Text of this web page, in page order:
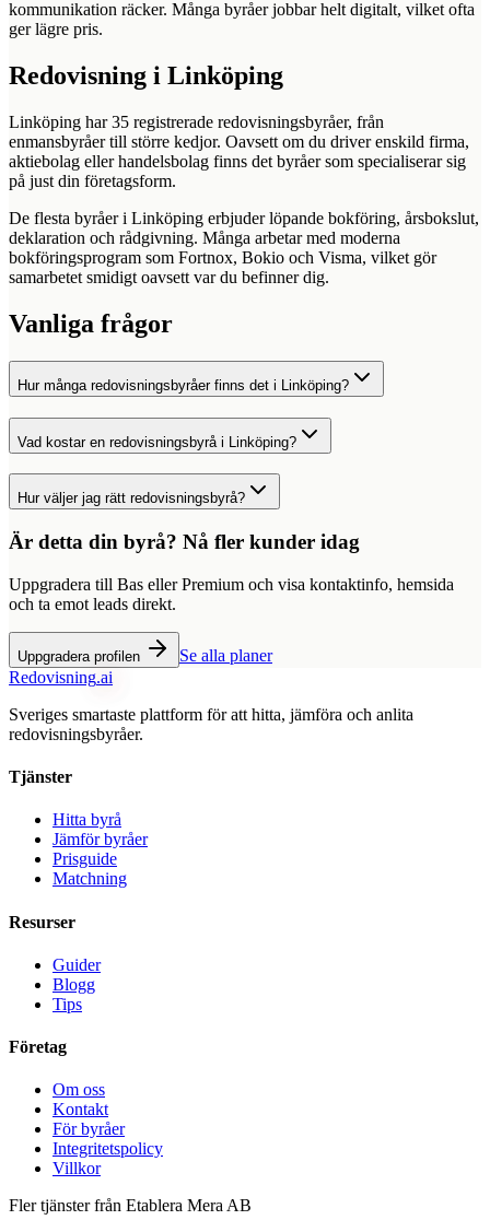
kommunikation räcker. Många byråer jobbar helt digitalt, vilket ofta
ger lägre pris.
Redovisning i Linköping
Linköping har35 registrerade redovisningsbyråer, från
enmansbyråer till större kedjor. Oavsett om du driver enskild firma,
aktiebolag eller handelsbolag finns det byråer som specialiserar sig
på just din företagsform.
De flesta byråer i Linköping erbjuder löpande bokföring, årsbokslut,
deklaration och rådgivning. Många arbetar med moderna
bokföringsprogram som Fortnox, Bokio och Visma, vilket gör
samarbetet smidigt oavsett var du befinner dig.
Vanliga frågor
Hur många redovisningsbyråer finns det i Linköping?
Vad kostar en redovisningsbyrå i Linköping?
Hur väljer jag rätt redovisningsbyrå?
Är detta din byrå? Nå fler kunder idag
Uppgradera till Bas eller Premium och visa kontaktinfo, hemsida
och ta emot leads direkt.
Uppgradera profilen
Se alla planer
Redovisning.ai
Sveriges smartaste plattform för att hitta, jämföra och anlita
redovisningsbyråer.
Tjänster
Hitta byrå
Jämför byråer
Prisguide
Matchning
Resurser
Guider
Blogg
Tips
Företag
Om oss
Kontakt
För byråer
Integritetspolicy
Villkor
Fler tjänster från Etablera Mera AB